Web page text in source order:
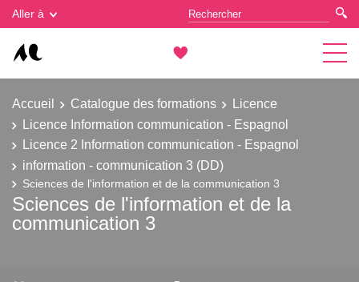
Aller à
Accueil Catalogue des formations
Licence
Licence Information communication - Espagnol
Licence 2 Information communication - Espagnol
information - communication 3 (DD)
Sciences de l'information et de la communication 3
Sciences de l'information et de la
communication 3
Gestion des cookies